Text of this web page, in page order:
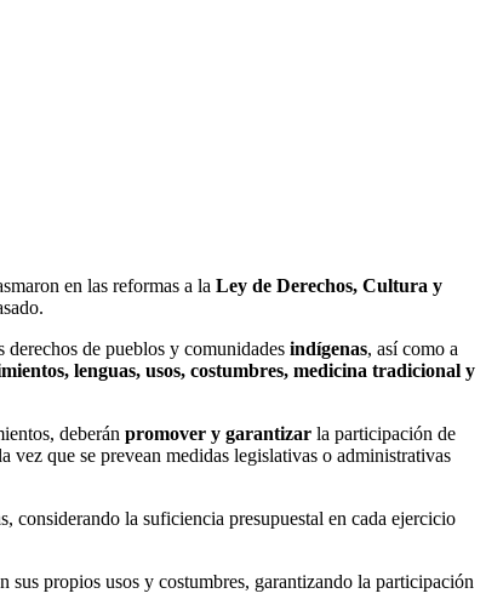
en las reformas a la Ley de Derechos, Cultura y
de pueblos y comunidades indígenas, así como a
lenguas, usos, costumbres, medicina tradicional y
deberán promover y garantizar la participación de
que se prevean medidas legislativas o administrativas
considerando la suficiencia presupuestal en cada ejercicio
sus propios usos y costumbres, garantizando la participación